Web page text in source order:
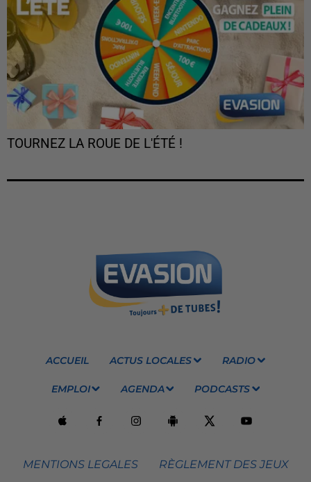
TOURNEZ LA ROUE DE L'ÉTÉ !
ACCUEIL ACTUS LOCALES RADIO
EMPLOI AGENDA PODCASTS
MENTIONS LEGALES RÈGLEMENT DES JEUX